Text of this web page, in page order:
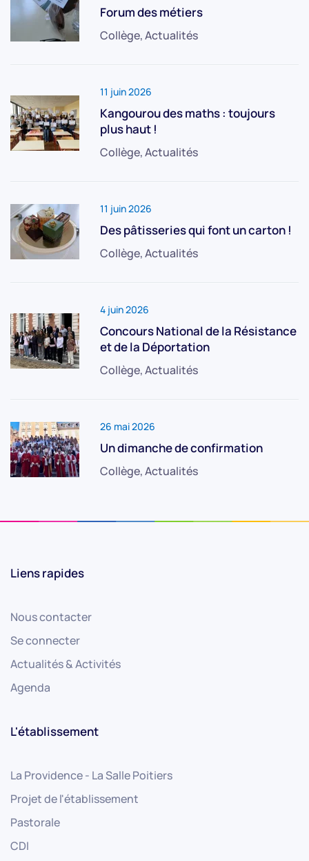
Forum des métiers
Collège, Actualités
11 juin 2026
Kangourou des maths : toujours
plus haut !
Collège, Actualités
11 juin 2026
Des pâtisseries qui font un carton !
Collège, Actualités
4 juin 2026
Concours National de la Résistance
et de la Déportation
Collège, Actualités
26 mai 2026
Un dimanche de confirmation
Collège, Actualités
Liens rapides
Nous contacter
Se connecter
Actualités & Activités
Agenda
L'établissement
La Providence - La Salle Poitiers
Projet de l'établissement
Pastorale
CDI